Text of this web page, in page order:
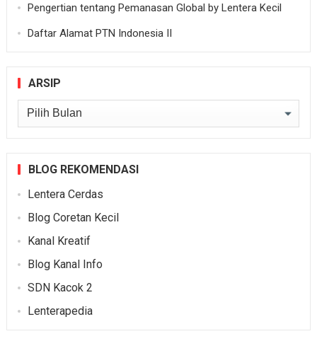
Pengertian tentang Pemanasan Global by Lentera Kecil
Daftar Alamat PTN Indonesia II
ARSIP
Arsip
BLOG REKOMENDASI
Lentera Cerdas
Blog Coretan Kecil
Kanal Kreatif
Blog Kanal Info
SDN Kacok 2
Lenterapedia